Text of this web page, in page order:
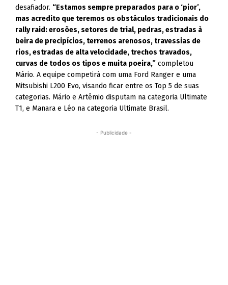
desafiador. “Estamos sempre preparados para o ‘pior’,
mas acredito que teremos os obstáculos tradicionais do
rally raid: erosões, setores de trial, pedras, estradas à
beira de precipícios, terrenos arenosos, travessias de
rios, estradas de alta velocidade, trechos travados,
curvas de todos os tipos e muita poeira,” completou
Mário. A equipe competirá com uma Ford Ranger e uma
Mitsubishi L200 Evo, visando ficar entre os Top 5 de suas
categorias. Mário e Artêmio disputam na categoria Ultimate
T1, e Manara e Léo na categoria Ultimate Brasil.
- Publicidade -